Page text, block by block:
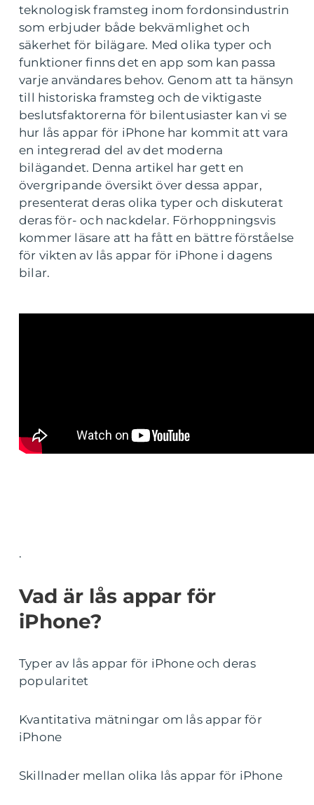
teknologisk framsteg inom fordonsindustrin
som erbjuder både bekvämlighet och
säkerhet för bilägare. Med olika typer och
funktioner finns det en app som kan passa
varje användares behov. Genom att ta hänsyn
till historiska framsteg och de viktigaste
beslutsfaktorerna för bilentusiaster kan vi se
hur lås appar för iPhone har kommit att vara
en integrerad del av det moderna
bilägandet. Denna artikel har gett en
övergripande översikt över dessa appar,
presenterat deras olika typer och diskuterat
deras för- och nackdelar. Förhoppningsvis
kommer läsare att ha fått en bättre förståelse
för vikten av lås appar för iPhone i dagens
bilar.
.
Vad är lås appar för
iPhone?
Typer av lås appar för iPhone och deras
popularitet
Kvantitativa mätningar om lås appar för
iPhone
Skillnader mellan olika lås appar för iPhone